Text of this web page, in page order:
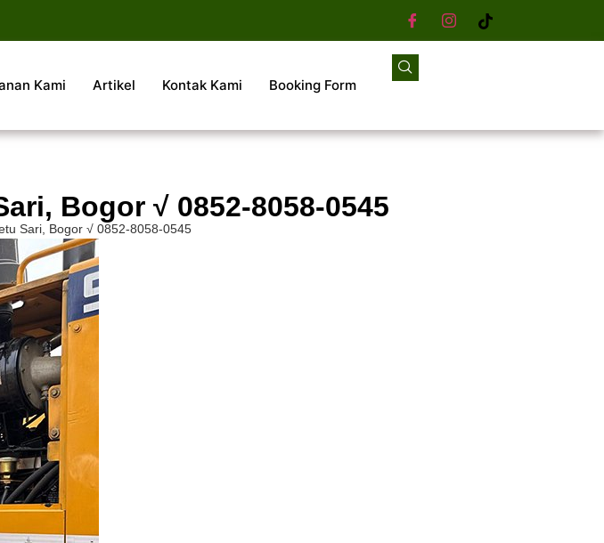
Kami Artikel Kontak Kami Booking Form
Bogor √ 0852-8058-0545
Sari, Bogor √ 0852-8058-0545